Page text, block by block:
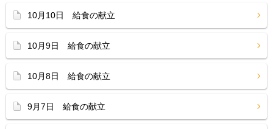
10月10日 給食の献立
10月9日 給食の献立
10月8日 給食の献立
9月7日 給食の献立